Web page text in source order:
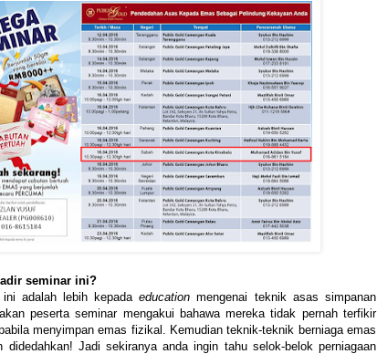
seminar ini?
ini adalah lebih kepadaeducation mengenai teknik asas simpanan
peserta seminar mengakui bahawa mereka tidak pernah terfikir
menyimpan emas fizikal. Kemudian teknik-teknik berniaga emas
didedahkan! Jadi sekiranya anda ingin tahu selok-belok perniagaan